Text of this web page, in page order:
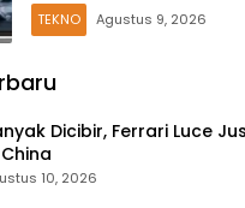
TEKNO Agustus 9, 2026
Dicibir, Ferrari Luce
10, 2026